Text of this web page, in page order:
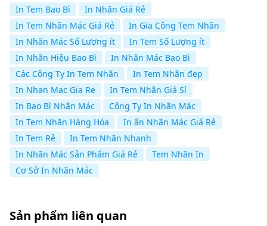
In Tem Bao Bì
In Nhãn Giá Rẻ
In Tem Nhãn Mác Giá Rẻ
In Gia Công Tem Nhãn
In Nhãn Mác Số Lượng ít
In Tem Số Lượng ít
In Nhãn Hiệu Bao Bì
In Nhãn Mác Bao Bì
Các Công Ty In Tem Nhãn
In Tem Nhãn đẹp
In Nhan Mac Gia Re
In Tem Nhãn Giá Sỉ
In Bao Bì Nhãn Mác
Công Ty In Nhãn Mác
In Tem Nhãn Hàng Hóa
In ấn Nhãn Mác Giá Rẻ
In Tem Rẻ
In Tem Nhãn Nhanh
In Nhãn Mác Sản Phẩm Giá Rẻ
Tem Nhãn In
Cơ Sở In Nhãn Mác
Sản phẩm liên quan